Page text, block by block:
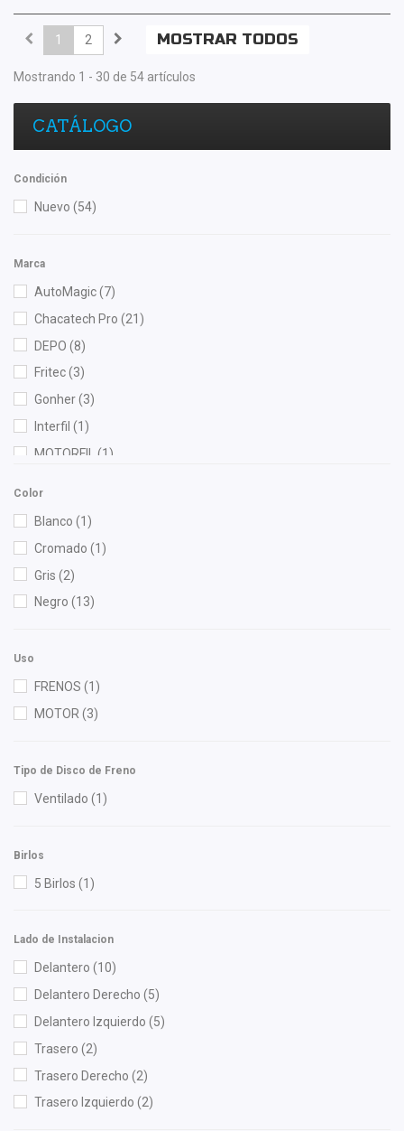
MOSTRAR TODOS
1 2
Mostrando 1 - 30 de 54 artículos
CATÁLOGO
Condición
Nuevo (54)
Marca
AutoMagic(7)
Chacatech Pro (21)
DEPO (8)
Fritec(3)
Gonher(3)
Interfil (1)
MOTORFIL (1)
Color
Blanco (1)
Cromado (1)
Gris (2)
Negro (13)
Uso
FRENOS (1)
MOTOR (3)
Tipo de Disco de Freno
Ventilado (1)
Birlos
5 Birlos (1)
Lado de Instalacion
Delantero (10)
Delantero Derecho (5)
Delantero Izquierdo (5)
Trasero (2)
Trasero Derecho (2)
Trasero Izquierdo (2)